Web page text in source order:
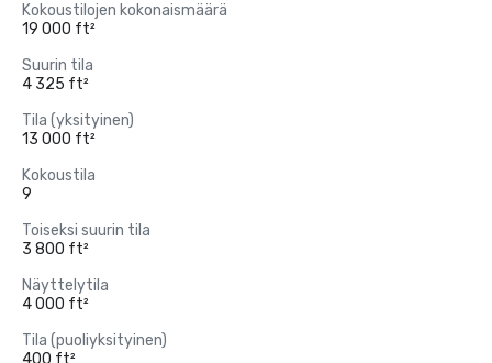
Kokoustilojen kokonaismäärä
19 000 ft²
Suurin tila
4 325 ft²
Tila (yksityinen)
13 000 ft²
Kokoustila
9
Toiseksi suurin tila
3 800 ft²
Näyttelytila
4 000 ft²
Tila (puoliyksityinen)
400 ft²